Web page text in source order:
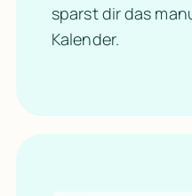
sparst dir das
Kalender.